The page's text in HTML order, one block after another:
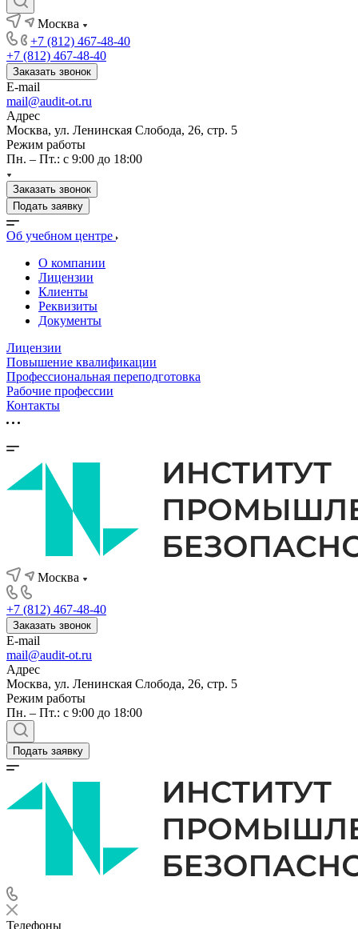
Москва
+7 (812) 467-48-40
+7 (812) 467-48-40
Заказать звонок
E-mail
mail@audit-ot.ru
Адрес
Москва, ул. Ленинская Слобода, 26, стр. 5
Режим работы
Пн. – Пт.: с 9:00 до 18:00
Заказать звонок
Подать заявку
Об учебном центре
О компании
Лицензии
Клиенты
Реквизиты
Документы
Лицензии
Повышение квалификации
Профессиональная переподготовка
Рабочие профессии
Контакты
Москва
+7 (812) 467-48-40
Заказать звонок
E-mail
mail@audit-ot.ru
Адрес
Москва, ул. Ленинская Слобода, 26, стр. 5
Режим работы
Пн. – Пт.: с 9:00 до 18:00
Подать заявку
Телефоны